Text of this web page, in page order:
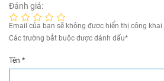
Đánh giá:
Email của bạn sẽ không được hiển thị công khai.
Các trường bắt buộc được đánh dấu*
Tên *